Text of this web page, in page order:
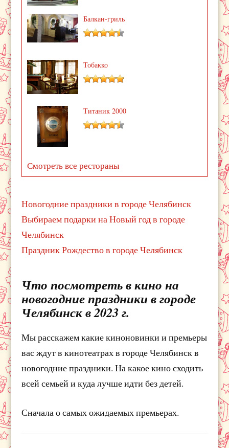
Балкан-гриль
Тобакко
Титаник 2000
Смотреть все рестораны
Новогодние праздники в городе Челябинск
Выбираем подарки на Новый год в городе
Челябинск
Праздник Рождество в городе Челябинск
Что посмотреть в кино на
новогодние праздники в городе
Челябинск в 2023 г.
Мы расскажем какие киноновинки и премьеры
вас ждут в кинотеатрах в городе Челябинск в
новогодние праздники. На какое кино сходить
всей семьей и куда лучше идти без детей.
Сначала о самых ожидаемых премьерах.